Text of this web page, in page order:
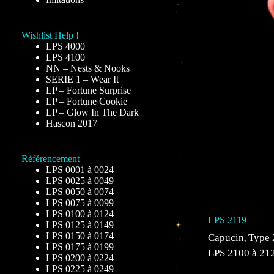
LPS 2119
Capucin,Type
LPS 2100 à
Wishlist Help !
LPS 4000
LPS 4100
NN – Nests & Nooks
SERIE 1 – Wear It
LP – Fortune Surprise
LP – Fortune Cookie
LP – Glow In The Dark
Hascon 2017
Référencement
LPS 0001 à 0024
LPS 0025 à 0049
LPS 0050 à 0074
LPS 0075 à 0099
LPS 0100 à 0124
LPS 0125 à 0149
LPS 0150 à 0174
LPS 0175 à 0199
LPS 0200 à 0224
LPS 0225 à 0249